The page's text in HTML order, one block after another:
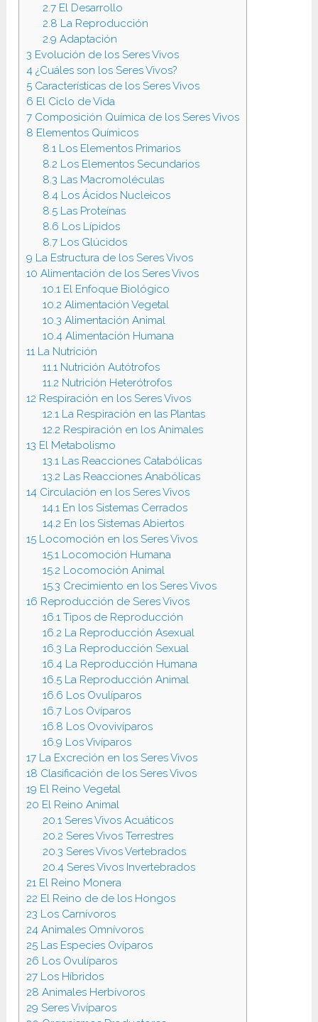
2.7El Desarrollo
2.8 La Reproducción
2.9 Adaptación
3 Evolución de los Seres Vivos
4 ¿Cuáles son los Seres Vivos?
5 Características de los Seres Vivos
6 El Ciclo de Vida
7 Composición Química de los Seres Vivos
8 Elementos Químicos
8.1Los Elementos Primarios
8.2 Los Elementos Secundarios
8.3 Las Macromoléculas
8.4Los Ácidos Nucleicos
8.5Las Proteínas
8.6 Los Lípidos
8.7Los Glúcidos
9 La Estructura de los Seres Vivos
10 Alimentación de los Seres Vivos
10.1El Enfoque Biológico
10.2 Alimentación Vegetal
10.3 Alimentación Animal
10.4Alimentación Humana
11 La Nutrición
11.1Nutrición Autótrofos
11.2 Nutrición Heterótrofos
12 Respiración en los Seres Vivos
12.1La Respiración en las Plantas
12.2 Respiración en los Animales
13 El Metabolismo
13.1Las Reacciones Catabólicas
13.2 Las Reacciones Anabólicas
14 Circulación en los Seres Vivos
14.1En los Sistemas Cerrados
14.2 En los Sistemas Abiertos
15 Locomoción en los Seres Vivos
15.1Locomoción Humana
15.2 Locomoción Animal
15.3 Crecimiento en los Seres Vivos
16 Reproducción de Seres Vivos
16.1Tipos de Reproducción
16.2 La Reproducción Asexual
16.3 La Reproducción Sexual
16.4La Reproducción Humana
16.5La Reproducción Animal
16.6 Los Ovulíparos
16.7Los Ovíparos
16.8 Los Ovovivíparos
16.9 Los Vivíparos
17 La Excreción en los Seres Vivos
18 Clasificación de los Seres Vivos
19 El Reino Vegetal
20 El Reino Animal
20.1Seres Vivos Acuáticos
20.2 Seres Vivos Terrestres
20.3 Seres Vivos Vertebrados
20.4Seres Vivos Invertebrados
21 El Reino Monera
22 El Reino de de los Hongos
23 Los Carnívoros
24 Animales Omnívoros
25 Las Especies Ovíparos
26 Los Ovulíparos
27 Los Híbridos
28 Animales Herbívoros
29 Seres Vivíparos